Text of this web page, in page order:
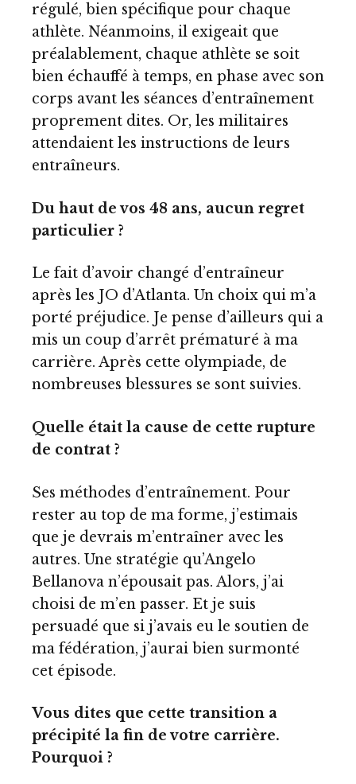
régulé, bien spécifique pour chaque
athlète. Néanmoins, il exigeait que
préalablement, chaque athlète se soit
bien échauffé à temps, en phase avec son
corps avant les séances d’entraînement
proprement dites. Or, les militaires
attendaient les instructions de leurs
entraîneurs.
Du haut de vos 48 ans, aucun regret
particulier ?
Le fait d’avoir changé d’entraîneur
après les JO d’Atlanta. Un choix qui m’a
porté préjudice. Je pense d’ailleurs qui a
mis un coup d’arrêt prématuré à ma
carrière. Après cette olympiade, de
nombreuses blessures se sont suivies.
Quelle était la cause de cette rupture
de contrat ?
Ses méthodes d’entraînement. Pour
rester au top de ma forme, j’estimais
que je devrais m’entraîner avec les
autres. Une stratégie qu’Angelo
Bellanova n’épousait pas. Alors, j’ai
choisi de m’en passer. Et je suis
persuadé que si j’avais eu le soutien de
ma fédération, j’aurai bien surmonté
cet épisode.
Vous dites que cette transition a
précipité la fin de votre carrière.
Pourquoi ?